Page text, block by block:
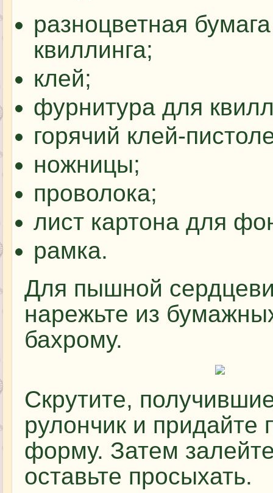
разноцветная
квиллинга;
клей;
фурнитура для
горячий клей-
ножницы;
проволока;
лист картона для
рамка.
Для пышной
нарежьте из
бахрому.
Скрутите,
рулончик и придайте
форму. Затем
оставьте просыхать.